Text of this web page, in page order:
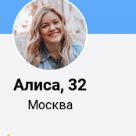
Алиса, 32
Москва